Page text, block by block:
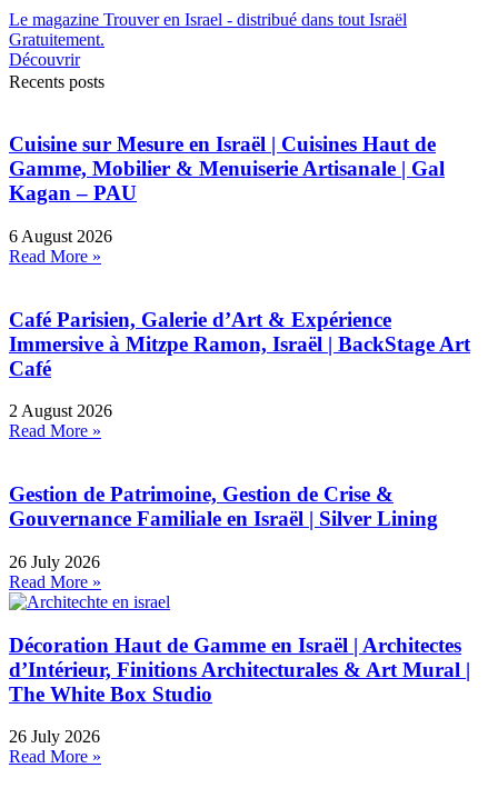
Le magazine Trouver en Israel - distribué dans tout Israël
Gratuitement.
Découvrir
Recents posts
Cuisine sur Mesure en Israël | Cuisines Haut de
Gamme, Mobilier & Menuiserie Artisanale | Gal
Kagan – PAU
6 August 2026
Read More »
Café Parisien, Galerie d’Art & Expérience
Immersive à Mitzpe Ramon, Israël | BackStage Art
Café
2 August 2026
Read More »
Gestion de Patrimoine, Gestion de Crise &
Gouvernance Familiale en Israël | Silver Lining
26 July 2026
Read More »
Décoration Haut de Gamme en Israël | Architectes
d’Intérieur, Finitions Architecturales & Art Mural |
The White Box Studio
26 July 2026
Read More »